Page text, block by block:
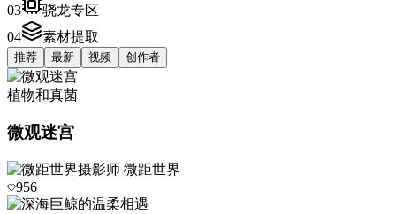
03
骁龙专区
04
素材提取
推荐 最新 视频 创作者
植物和真菌
微观迷宫
摄影师 微距世界
956